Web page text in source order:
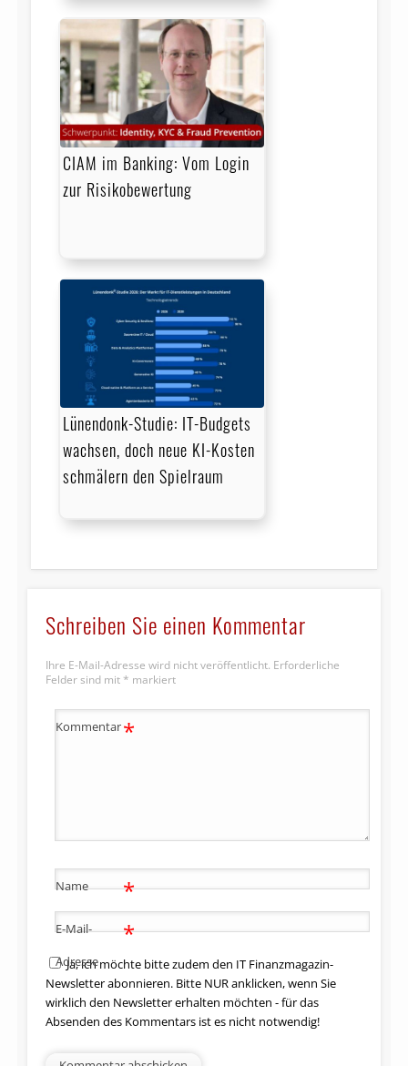
CIAM im Banking: Vom Login
zur Risikobewertung
Lünendonk-Studie: IT-Budgets
wachsen, doch neue KI-Kosten
schmälern den Spielraum
Schreiben Sie einen Kommentar
Ihre E-Mail-Adresse wird nicht veröffentlicht. Erforderliche
Felder sind mit * markiert
Kommentar*
Name *
E-Mail-
Adresse
*
Ja, ich möchte bitte zudem den IT Finanzmagazin-
Newsletter abonnieren. Bitte NUR anklicken, wenn Sie
wirklich den Newsletter erhalten möchten - für das
Absenden des Kommentars ist es nicht notwendig!